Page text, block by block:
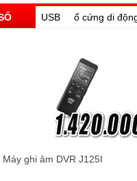
USB ổ cứng di
Máy ghi âm DVR J125I